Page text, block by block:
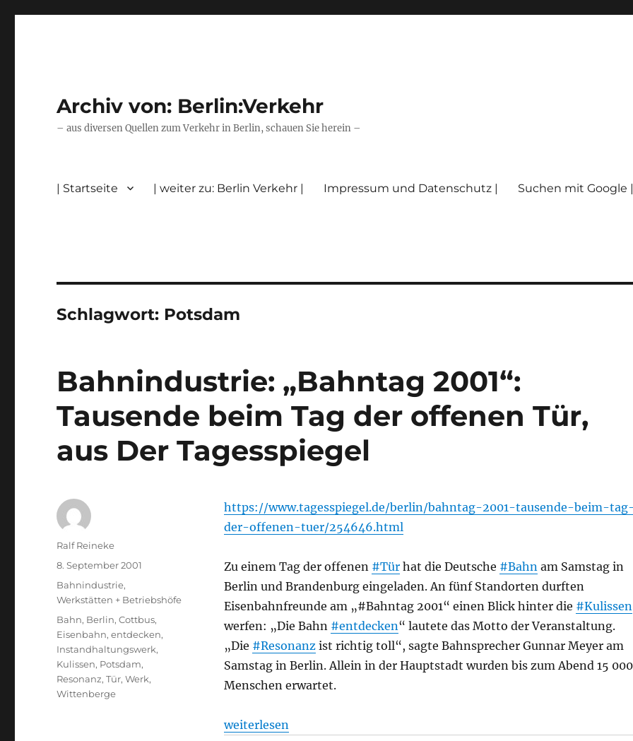
Archiv von: Berlin:Verkehr
– aus diversen Quellen zum Verkehr in Berlin, schauen Sie herein –
| Startseite | weiter zu: Berlin Verkehr | Impressum und Datenschutz | Suchen mit Google
Schlagwort: Potsdam
Bahnindustrie: „Bahntag 2001“:
Tausende beim Tag der offenen Tür,
aus Der Tagesspiegel
https://www.tagesspiegel.de/berlin/bahntag-2001-tausende-beim-
der-offenen-tuer/254646.html
Zu einem Tag der offenen #Türhat die Deutsche #Bahnam Samstag in
Berlin und Brandenburg eingeladen. An fünf Standorten durften
Eisenbahnfreunde am „#Bahntag 2001“ einen Blick hinter die #Kulissen
werfen: „Die Bahn #entdecken“ lautete das Motto der Veranstaltung.
„Die #Resonanzist richtig toll“, sagte Bahnsprecher Gunnar Meyer am
Samstag in Berlin. Allein in der Hauptstadt wurden bis zum Abend 15 000
Menschen erwartet.
„Bahnindustrie: „Bahntag 2001“: Tausende beim Tag der offenen Tür,
weiterlesen
Autor
Ralf Reineke
Veröffentlicht
am
8. September 2001
Kategorien
Bahnindustrie,
Werkstätten + Betriebshöfe
Schlagwörter
Bahn, Berlin,Cottbus,
Eisenbahn,entdecken,
Instandhaltungswerk,
Kulissen, Potsdam,
Resonanz,Tür,Werk,
Wittenberge